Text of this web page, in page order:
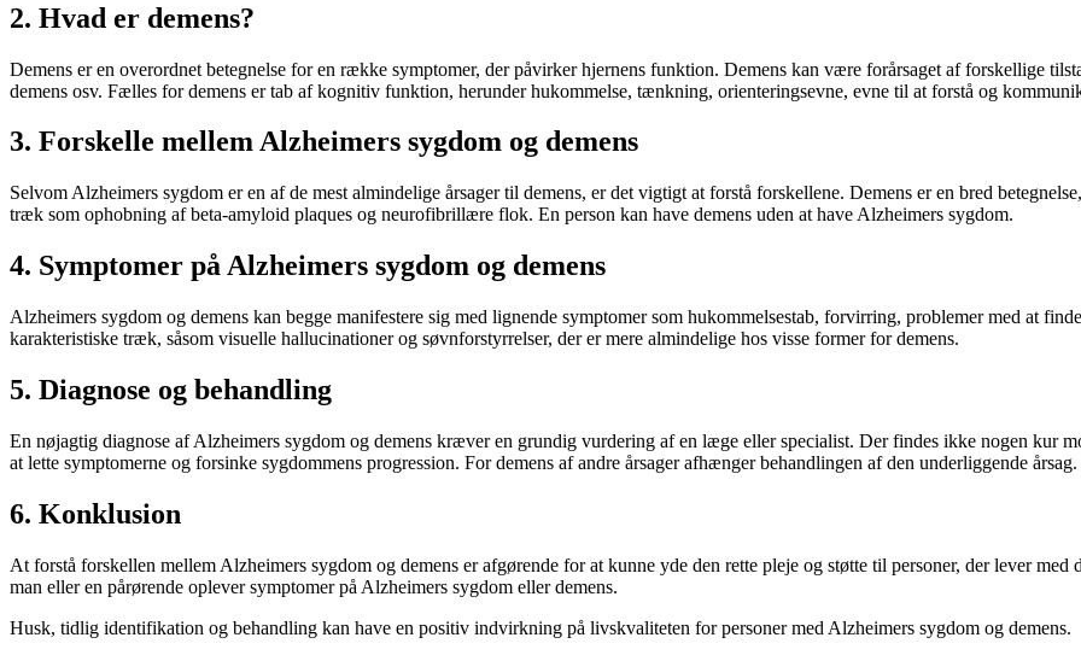
2. Hvad er demens?
Demens er en overordnet betegnelse for en række symptomer, der påvirker hjernens funktion. Demens kan være forårsaget af forskellige
demens osv. Fælles for demens er tab af kognitiv funktion, herunder hukommelse, tænkning, orienteringsevne, evne til at forstå og
3. Forskelle mellem Alzheimers sygdom og demens
Selvom Alzheimers sygdom er en af de mest almindelige årsager til demens, er det vigtigt at forstå forskellene. Demens er en bred
træk som ophobning af beta-amyloid plaques og neurofibrillære flok. En person kan have demens uden at have Alzheimers sygdom.
4. Symptomer på Alzheimers sygdom og demens
Alzheimers sygdom og demens kan begge manifestere sig med lignende symptomer som hukommelsestab, forvirring, problemer med at
karakteristiske træk, såsom visuelle hallucinationer og søvnforstyrrelser, der er mere almindelige hos visse former for demens.
5. Diagnose og behandling
En nøjagtig diagnose af Alzheimers sygdom og demens kræver en grundig vurdering af en læge eller specialist. Der findes ikke nogen kur
at lette symptomerne og forsinke sygdommens progression. For demens af andre årsager afhænger behandlingen af den underliggende årsag.
6. Konklusion
At forstå forskellen mellem Alzheimers sygdom og demens er afgørende for at kunne yde den rette pleje og støtte til personer, der lever
man eller en pårørende oplever symptomer på Alzheimers sygdom eller demens.
Husk, tidlig identifikation og behandling kan have en positiv indvirkning på livskvaliteten for personer med Alzheimers sygdom og demens.